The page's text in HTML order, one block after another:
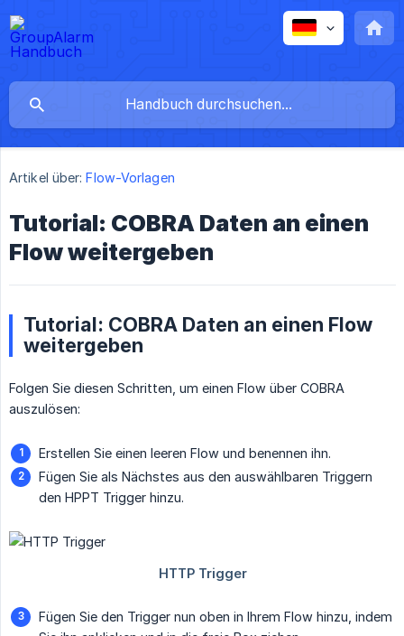
Artikel über: Flow-Vorlagen
Tutorial: COBRA Daten an einen
Flow weitergeben
Tutorial: COBRA Daten an einen Flow
weitergeben
Folgen Sie diesen Schritten, um einen Flow über COBRA
auszulösen:
Erstellen Sie einen leeren Flow und benennen ihn.
Fügen Sie als Nächstes aus den auswählbaren Triggern
den HPPT Trigger hinzu.
Fügen Sie den Trigger nun oben in Ihrem Flow hinzu, indem